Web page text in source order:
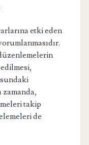
etki eden
zamanda,
takip
de